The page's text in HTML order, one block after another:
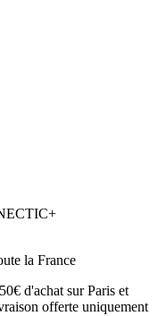
la France
d'achat sur Paris et
offerte uniquement